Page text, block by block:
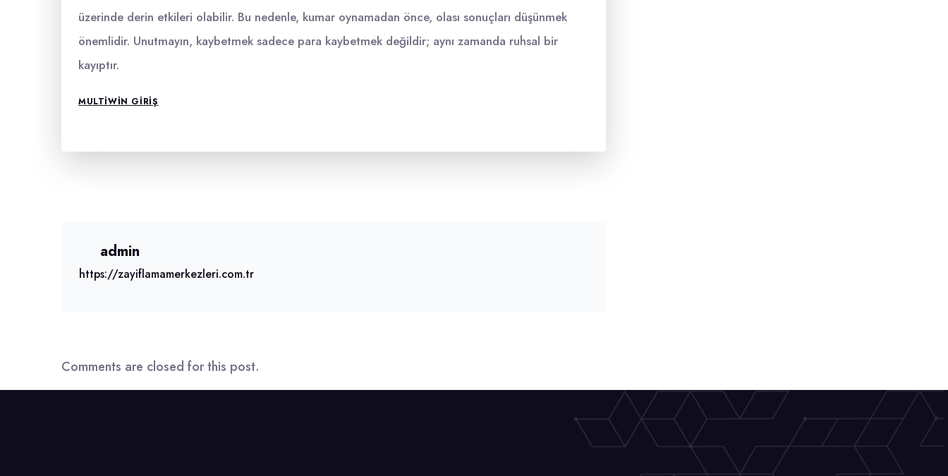
üzerinde derin etkileri olabilir. Bu nedenle, kumar oynamadan önce, olası sonuçları düşünmek
önemlidir. Unutmayın, kaybetmek sadece para kaybetmek değildir; aynı zamanda ruhsal bir
kayıptır.
MULTIWIN GIRIŞ
admin
https://zayiflamamerkezleri.com.tr
Comments are closed for this post.